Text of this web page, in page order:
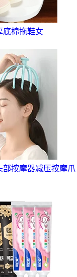
底棉拖鞋女
部按摩器减压按摩爪